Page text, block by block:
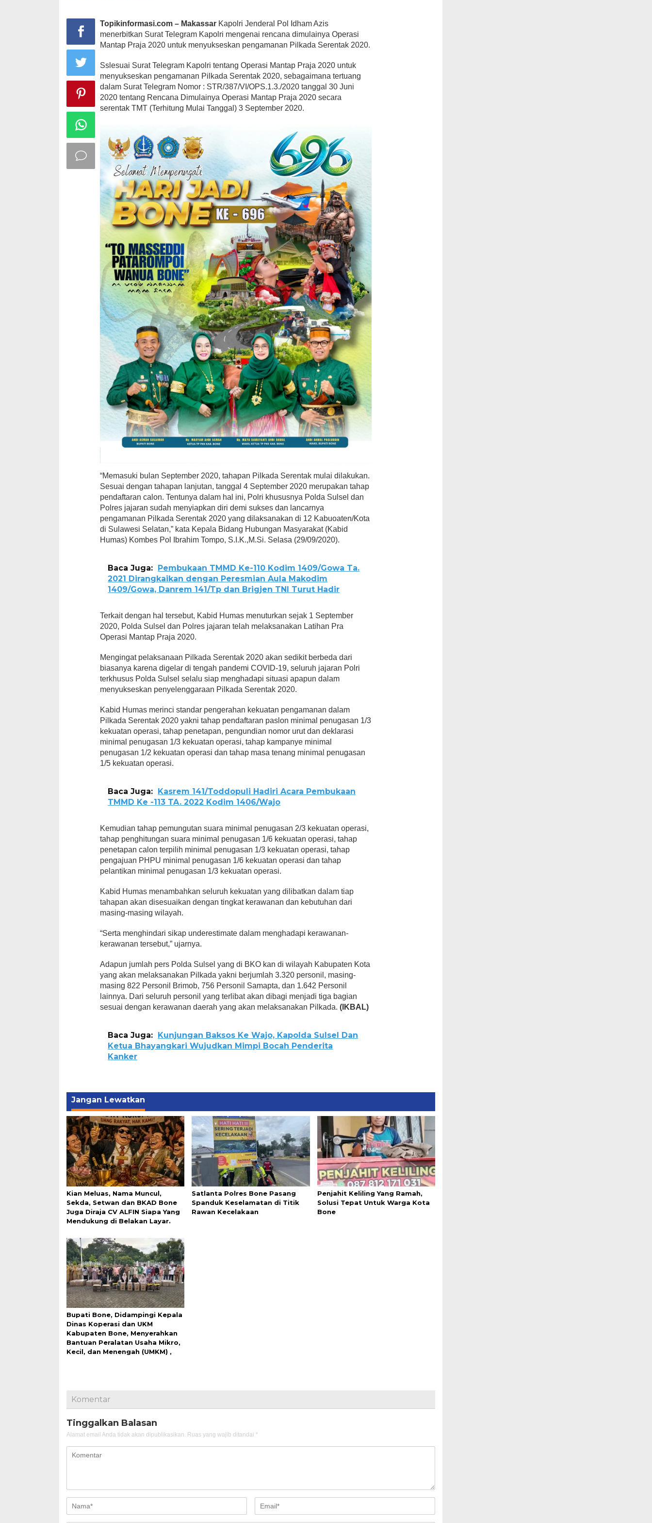
Topikinformasi.com – Makassar Kapolri Jenderal Pol Idham Azis
menerbitkan Surat Telegram Kapolri mengenai rencana dimulainya Operasi
Mantap Praja 2020 untuk menyukseskan pengamanan Pilkada Serentak 2020.
Sslesuai Surat Telegram Kapolri tentang Operasi Mantap Praja 2020 untuk
menyukseskan pengamanan Pilkada Serentak 2020, sebagaimana tertuang
dalam Surat Telegram Nomor : STR/387/VI/OPS.1.3./2020 tanggal 30 Juni
2020 tentang Rencana Dimulainya Operasi Mantap Praja 2020 secara
serentak TMT (Terhitung Mulai Tanggal) 3 September 2020.
“Memasuki bulan September 2020, tahapan Pilkada Serentak mulai dilakukan.
Sesuai dengan tahapan lanjutan, tanggal 4 September 2020 merupakan tahap
pendaftaran calon. Tentunya dalam hal ini, Polri khususnya Polda Sulsel dan
Polres jajaran sudah menyiapkan diri demi sukses dan lancarnya
pengamanan Pilkada Serentak 2020 yang dilaksanakan di 12 Kabuoaten/Kota
di Sulawesi Selatan,” kata Kepala Bidang Hubungan Masyarakat (Kabid
Humas) Kombes Pol Ibrahim Tompo, S.I.K.,M.Si. Selasa (29/09/2020).
Baca Juga:
Pembukaan TMMD Ke-110 Kodim 1409/Gowa Ta.
2021 Dirangkaikan dengan Peresmian Aula Makodim
1409/Gowa, Danrem 141/Tp dan Brigjen TNI Turut Hadir
Terkait dengan hal tersebut, Kabid Humas menuturkan sejak 1 September
2020, Polda Sulsel dan Polres jajaran telah melaksanakan Latihan Pra
Operasi Mantap Praja 2020.
Mengingat pelaksanaan Pilkada Serentak 2020 akan sedikit berbeda dari
biasanya karena digelar di tengah pandemi COVID-19, seluruh jajaran Polri
terkhusus Polda Sulsel selalu siap menghadapi situasi apapun dalam
menyukseskan penyelenggaraan Pilkada Serentak 2020.
Kabid Humas merinci standar pengerahan kekuatan pengamanan dalam
Pilkada Serentak 2020 yakni tahap pendaftaran paslon minimal penugasan 1/3
kekuatan operasi, tahap penetapan, pengundian nomor urut dan deklarasi
minimal penugasan 1/3 kekuatan operasi, tahap kampanye minimal
penugasan 1/2 kekuatan operasi dan tahap masa tenang minimal penugasan
1/5 kekuatan operasi.
Baca Juga:
Kasrem 141/Toddopuli Hadiri Acara Pembukaan
TMMD Ke -113 TA. 2022 Kodim 1406/Wajo
Kemudian tahap pemungutan suara minimal penugasan 2/3 kekuatan operasi,
tahap penghitungan suara minimal penugasan 1/6 kekuatan operasi, tahap
penetapan calon terpilih minimal penugasan 1/3 kekuatan operasi, tahap
pengajuan PHPU minimal penugasan 1/6 kekuatan operasi dan tahap
pelantikan minimal penugasan 1/3 kekuatan operasi.
Kabid Humas menambahkan seluruh kekuatan yang dilibatkan dalam tiap
tahapan akan disesuaikan dengan tingkat kerawanan dan kebutuhan dari
masing-masing wilayah.
“Serta menghindari sikap underestimate dalam menghadapi kerawanan-
kerawanan tersebut,” ujarnya.
Adapun jumlah pers Polda Sulsel yang di BKO kan di wilayah Kabupaten Kota
yang akan melaksanakan Pilkada yakni berjumlah 3.320 personil, masing-
masing 822 Personil Brimob, 756 Personil Samapta, dan 1.642 Personil
lainnya. Dari seluruh personil yang terlibat akan dibagi menjadi tiga bagian
sesuai dengan kerawanan daerah yang akan melaksanakan Pilkada.(IKBAL)
Baca Juga:
Kunjungan Baksos Ke Wajo, Kapolda Sulsel Dan
Ketua Bhayangkari Wujudkan Mimpi Bocah Penderita
Kanker
Jangan Lewatkan
Kian Meluas, Nama Muncul,
Sekda, Setwan dan BKAD Bone
Juga Diraja CV ALFIN Siapa Yang
Mendukung di Belakan Layar.
Satlanta Polres Bone Pasang
Spanduk Keselamatan di Titik
Rawan Kecelakaan
Penjahit Keliling Yang Ramah,
Solusi Tepat Untuk Warga Kota
Bone
Bupati Bone, Didampingi Kepala
Dinas Koperasi dan UKM
Kabupaten Bone, Menyerahkan
Bantuan Peralatan Usaha Mikro,
Kecil, dan Menengah (UMKM) ,
Komentar
Tinggalkan Balasan
Alamat email Anda tidak akan dipublikasikan. Ruas yang wajib ditandai *